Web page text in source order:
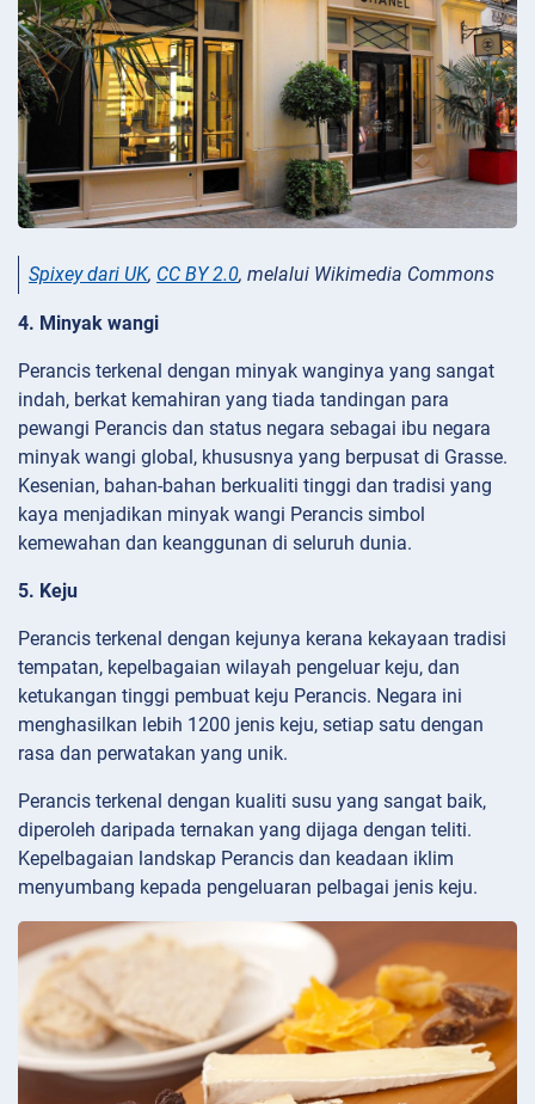
Spixey dari UK, CC BY 2.0, melalui Wikimedia Commons
4. Minyak wangi
Perancis terkenal dengan minyak wanginya yang sangat
indah, berkat kemahiran yang tiada tandingan para
pewangi Perancis dan status negara sebagai ibu negara
minyak wangi global, khususnya yang berpusat di Grasse.
Kesenian, bahan-bahan berkualiti tinggi dan tradisi yang
kaya menjadikan minyak wangi Perancis simbol
kemewahan dan keanggunan di seluruh dunia.
5. Keju
Perancis terkenal dengan kejunya kerana kekayaan tradisi
tempatan, kepelbagaian wilayah pengeluar keju, dan
ketukangan tinggi pembuat keju Perancis. Negara ini
menghasilkan lebih 1200 jenis keju, setiap satu dengan
rasa dan perwatakan yang unik.
Perancis terkenal dengan kualiti susu yang sangat baik,
diperoleh daripada ternakan yang dijaga dengan teliti.
Kepelbagaian landskap Perancis dan keadaan iklim
menyumbang kepada pengeluaran pelbagai jenis keju.